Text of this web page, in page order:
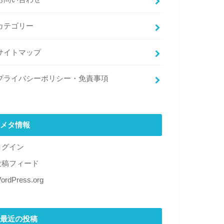
テゴリー
イトマップ
ライバシーポリシー・免責事項
メタ情報
グイン
稿フィード
最近の投稿